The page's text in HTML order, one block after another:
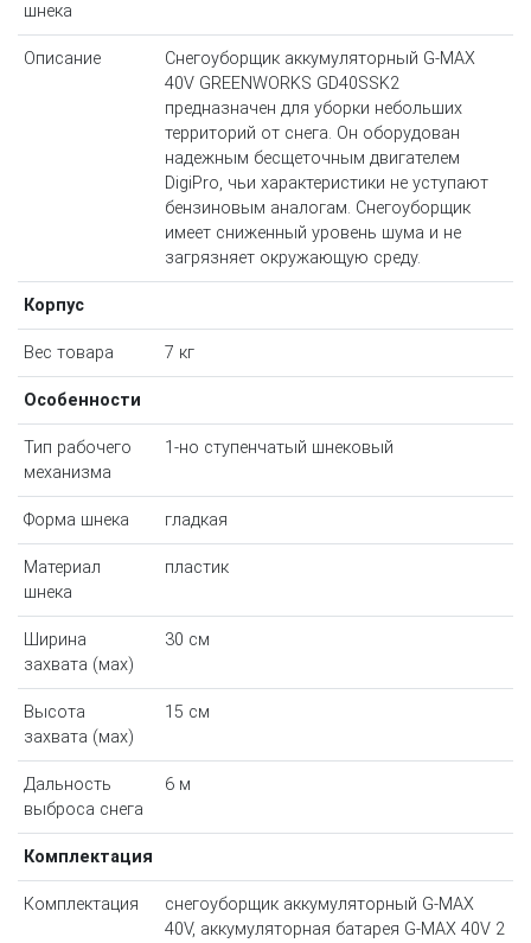
шнека
Описание
Снегоуборщик аккумуляторный G-MAX
40V GREENWORKS GD40SSK2
предназначен для уборки небольших
территорий от снега. Он оборудован
надежным бесщеточным двигателем
DigiPro, чьи характеристики не уступают
бензиновым аналогам. Снегоуборщик
имеет сниженный уровень шума и не
загрязняет окружающую среду.
Корпус
Вес товара 7 кг
Особенности
Тип рабочего
механизма
1-но ступенчатый шнековый
Форма шнека гладкая
Материал
шнека
пластик
Ширина
захвата (мах)
30 см
Высота
захвата (мах)
15 см
Дальность
выброса снега
6 м
Комплектация
Комплектация
снегоуборщик аккумуляторный G-MAX
40V, аккумуляторная батарея G-MAX 40V 2